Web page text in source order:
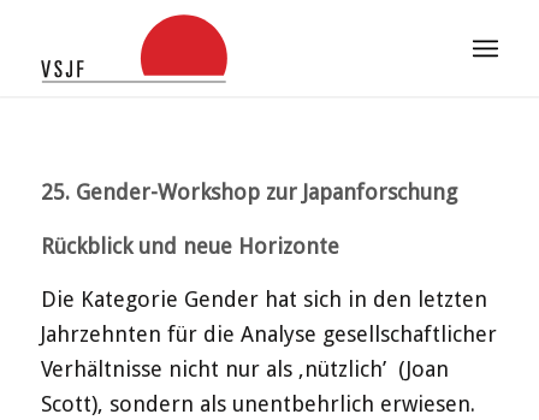
25. Gender-Workshop zur Japanforschung
Rückblick und neue Horizonte
Die Kategorie Gender hat sich in den letzten
Jahrzehnten für die Analyse gesellschaftlicher
Verhältnisse nicht nur als ‚nützlich’ (Joan
Scott), sondern als unentbehrlich erwiesen.